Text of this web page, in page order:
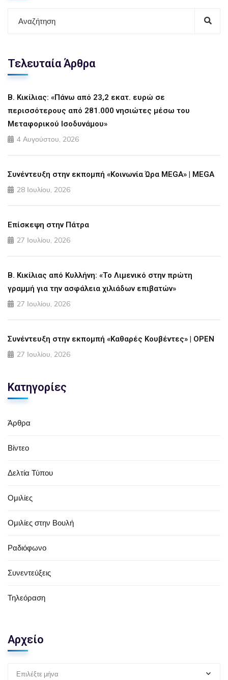
Τελευταία Άρθρα
Β. Κικίλιας: «Πάνω από 23,2 εκατ. ευρώ σε
περισσότερους από 281.000 νησιώτες μέσω του
Μεταφορικού Ισοδυνάμου»
4 Αυγούστου, 2026
Συνέντευξη στην εκπομπή «Κοινωνία Ώρα MEGA» | MEGA
28 Ιουλίου, 2026
Επίσκεψη στην Πάτρα
27 Ιουλίου, 2026
Β. Κικίλιας από Κυλλήνη: «Το Λιμενικό στην πρώτη
γραμμή για την ασφάλεια χιλιάδων επιβατών»
27 Ιουλίου, 2026
Συνέντευξη στην εκπομπή «Καθαρές Κουβέντες» | OPEN
27 Ιουλίου, 2026
Κατηγορίες
Άρθρα
Βίντεο
Δελτία Τύπου
Ομιλίες
Ομιλίες στην Βουλή
Ραδιόφωνο
Συνεντεύξεις
Τηλεόραση
Αρχείο
Επιλέξτε μήνα